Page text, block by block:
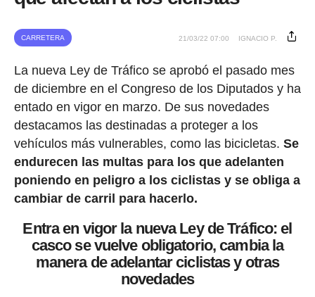
CARRETERA 21/03/22 07:00 IGNACIO P.
La nueva Ley de Tráfico se aprobó el pasado mes
de diciembre en el Congreso de los Diputados y ha
entado en vigor en marzo. De sus novedades
destacamos las destinadas a proteger a los
vehículos más vulnerables, como las bicicletas. Se
endurecen las multas para los que adelanten
poniendo en peligro a los ciclistas y se obliga a
cambiar de carril para hacerlo.
Entra en vigor la nueva Ley de Tráfico: el
casco se vuelve obligatorio, cambia la
manera de adelantar ciclistas y otras
novedades